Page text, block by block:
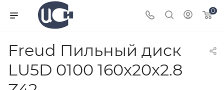
0
Freud Пильный диск
LU5D 0100 160x20x2.8